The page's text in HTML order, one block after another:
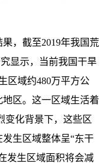
，截至2019年我国荒
显示，当前我国干旱
区域约480万平方公
区。这一区域生活着
变化背景下，这些区
生区域整体呈“东干
发生区域面积将会减